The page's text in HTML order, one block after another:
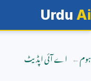
Urdu Ai
ہوم اے آئی اپڈیٹ